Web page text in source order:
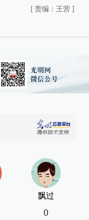
[ 责编：王营 ]
飘过
0